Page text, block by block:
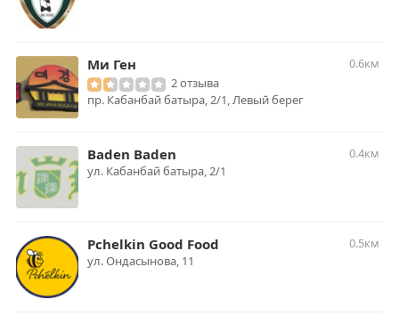
Ми Ген
0.6км
2 отзыва
пр. Кабанбай батыра, 2/1, Левый берег
Baden Baden
0.4км
ул. Кабанбай батыра, 2/1
Pchelkin Good Food
0.5км
ул. Ондасынова, 11